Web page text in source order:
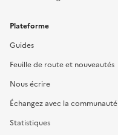
Plateforme
Guides
Feuille de route et nouveautés
Nous écrire
Échangez avec la communauté
Statistiques